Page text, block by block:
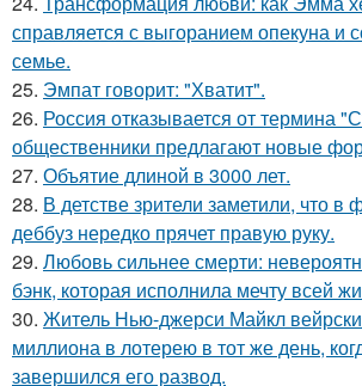
справляется с выгоранием опекуна и
семье.
25. Эмпат говорит: "Хватит".
26. Россия отказывается от термина
общественники предлагают новые
27. Объятие длиной в 3000 лет.
28. В детстве зрители заметили, что
деббуз нередко прячет правую руку.
29. Любовь сильнее смерти:
бэнк, которая исполнила мечту всей
30. Житель Нью-джерси Майкл
миллиона в лотерею в тот же день,
завершился его развод.